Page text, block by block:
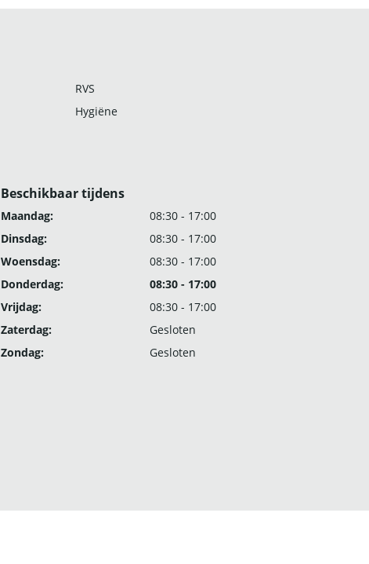
RVS
Hygiëne
Beschikbaar tijdens
Maandag:
08:30 - 17:00
Dinsdag:
08:30 - 17:00
Woensdag:
08:30 - 17:00
Donderdag:
08:30 - 17:00
Vrijdag:
08:30 - 17:00
Zaterdag:
Gesloten
Zondag:
Gesloten